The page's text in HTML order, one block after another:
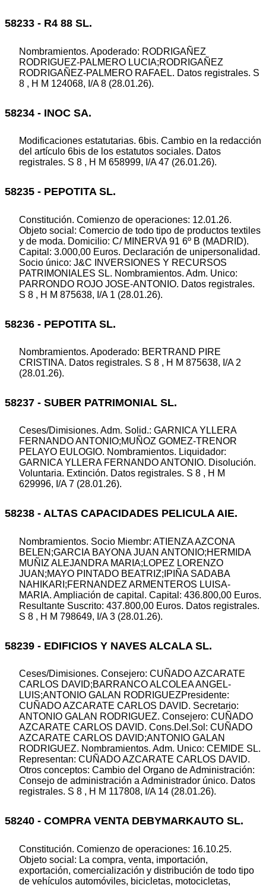
58233 - R4 88 SL.
Nombramientos. Apoderado: RODRIGAÑEZ
RODRIGUEZ-PALMERO LUCIA;RODRIGAÑEZ
RODRIGAÑEZ-PALMERO RAFAEL. Datos registrales. S
8 , H M 124068, I/A 8 (28.01.26).
58234 - INOC SA.
Modificaciones estatutarias. 6bis. Cambio en la redacción
del artículo 6bis de los estatutos sociales. Datos
registrales. S 8 , H M 658999, I/A 47 (26.01.26).
58235 - PEPOTITA SL.
Constitución. Comienzo de operaciones: 12.01.26.
Objeto social: Comercio de todo tipo de productos textiles
y de moda. Domicilio: C/ MINERVA 91 6º B (MADRID).
Capital: 3.000,00 Euros. Declaración de unipersonalidad.
Socio único: J&C INVERSIONES Y RECURSOS
PATRIMONIALES SL. Nombramientos. Adm. Unico:
PARRONDO ROJO JOSE-ANTONIO. Datos registrales.
S 8 , H M 875638, I/A 1 (28.01.26).
58236 - PEPOTITA SL.
Nombramientos. Apoderado: BERTRAND PIRE
CRISTINA. Datos registrales. S 8 , H M 875638, I/A 2
(28.01.26).
58237 - SUBER PATRIMONIAL SL.
Ceses/Dimisiones. Adm. Solid.: GARNICA YLLERA
FERNANDO ANTONIO;MUÑOZ GOMEZ-TRENOR
PELAYO EULOGIO. Nombramientos. Liquidador:
GARNICA YLLERA FERNANDO ANTONIO. Disolución.
Voluntaria. Extinción. Datos registrales. S 8 , H M
629996, I/A 7 (28.01.26).
58238 - ALTAS CAPACIDADES PELICULA AIE.
Nombramientos. Socio Miembr: ATIENZA AZCONA
BELEN;GARCIA BAYONA JUAN ANTONIO;HERMIDA
MUÑIZ ALEJANDRA MARIA;LOPEZ LORENZO
JUAN;MAYO PINTADO BEATRIZ;IPIÑA SADABA
NAHIKARI;FERNANDEZ ARMENTEROS LUISA-
MARIA. Ampliación de capital. Capital: 436.800,00 Euros.
Resultante Suscrito: 437.800,00 Euros. Datos registrales.
S 8 , H M 798649, I/A 3 (28.01.26).
58239 - EDIFICIOS Y NAVES ALCALA SL.
Ceses/Dimisiones. Consejero: CUÑADO AZCARATE
CARLOS DAVID;BARRANCO ALCOLEA ANGEL-
LUIS;ANTONIO GALAN RODRIGUEZPresidente:
CUÑADO AZCARATE CARLOS DAVID. Secretario:
ANTONIO GALAN RODRIGUEZ. Consejero: CUÑADO
AZCARATE CARLOS DAVID. Cons.Del.Sol: CUÑADO
AZCARATE CARLOS DAVID;ANTONIO GALAN
RODRIGUEZ. Nombramientos. Adm. Unico: CEMIDE SL.
Representan: CUÑADO AZCARATE CARLOS DAVID.
Otros conceptos: Cambio del Organo de Administración:
Consejo de administración a Administrador único. Datos
registrales. S 8 , H M 117808, I/A 14 (28.01.26).
58240 - COMPRA VENTA DEBYMARKAUTO SL.
Constitución. Comienzo de operaciones: 16.10.25.
Objeto social: La compra, venta, importación,
exportación, comercialización y distribución de todo tipo
de vehículos automóviles, bicicletas, motocicletas,